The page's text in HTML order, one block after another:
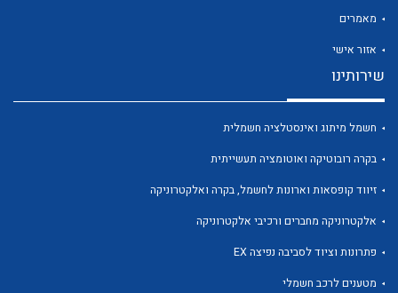
מאמרים
אזור אישי
שירותינו
חשמל מיתוג ואינסטלציה חשמלית
בקרה רובוטיקה ואוטומציה תעשייתית
זיווד קופסאות וארונות לחשמל, בקרה ואלקטרוניקה
אלקטרוניקה מחברים ורכיבי אלקטרוניקה
פתרונות וציוד לסביבה נפיצה EX
מטענים לרכב חשמלי